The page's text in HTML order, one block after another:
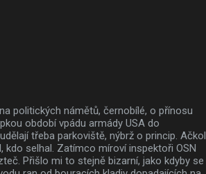
politických námětů, černobílé, o přínosu
období vpádu armády USA do
třeba parkoviště, nýbrž o princip.
selhal. Zatímco míroví inspektoři OSN
Přišlo mi to stejně bizarní, jako kdyby se